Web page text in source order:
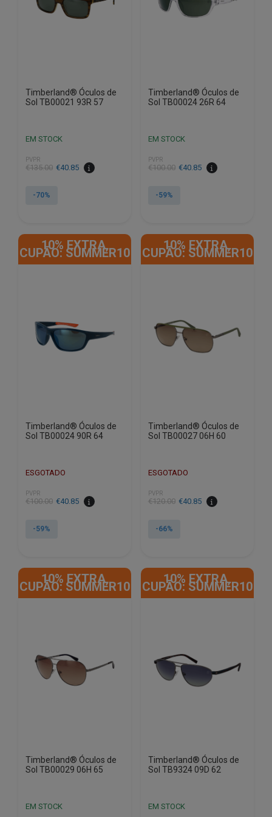
Timberland® Óculos de
Sol TB00021 93R 57
EM STOCK
PVPR
€135.00
O
original
€40.85
O
atual
-70%
Timberland® Óculos de
Sol TB00024 26R 64
EM STOCK
PVPR
€100.00
O
original
€40.85
O
atual
-59%
10% EXTRA,
CUPÃO: SUMMER10
Timberland® Óculos de
Sol TB00024 90R 64
ESGOTADO
PVPR
€100.00
O
original
€40.85
O
atual
-59%
10% EXTRA,
CUPÃO: SUMMER10
Timberland® Óculos de
Sol TB00027 06H 60
ESGOTADO
PVPR
€120.00
O
original
€40.85
O
atual
-66%
10% EXTRA,
CUPÃO: SUMMER10
Timberland® Óculos de
Sol TB00029 06H 65
EM STOCK
10% EXTRA,
CUPÃO: SUMMER10
Timberland® Óculos de
Sol TB9324 09D 62
EM STOCK